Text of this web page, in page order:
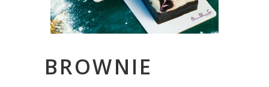
BROWNIE